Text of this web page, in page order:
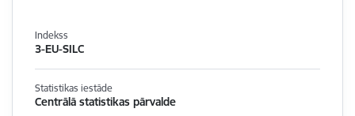
Indekss
3-EU-SILC
Statistikas iestāde
Centrālā statistikas pārvalde